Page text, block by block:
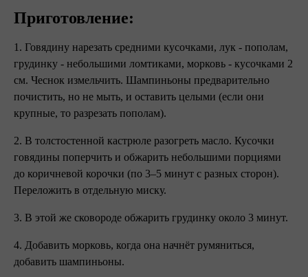
Приготовление: ⠀
1. Говядину нарезать средними кусочками, лук - пополам,
грудинку - небольшими ломтиками, морковь - кусочками 2
см. Чеснок измельчить. Шампиньоны предварительно
почистить, но не мыть, и оставить целыми (если они
крупные, то разрезать пополам).
2. В толстостенной кастрюле разогреть масло. Кусочки
говядины поперчить и обжарить небольшими порциями
до коричневой корочки (по 3–5 минут с разных сторон).
Переложить в отдельную миску.
3. В этой же сковороде обжарить грудинку около 3 минут.
4. Добавить морковь, когда она начнёт румяниться,
добавить шампиньоны.